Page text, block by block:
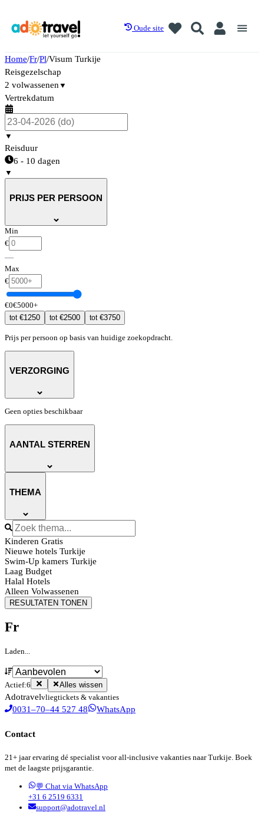
Oude site
Home/Fr/Pl/Visum Turkije
Reisgezelschap
2 volwassenen ▼
Vertrekdatum
▼
Reisduur
6 - 10 dagen
▼
PRIJS PER PERSOON
Min
€
—
Max
€
€0€5000+
tot€1250 tot€2500 tot€3750
Prijs per persoon op basis van huidige zoekopdracht.
VERZORGING
Geen opties beschikbaar
AANTAL STERREN
THEMA
Kinderen Gratis
Nieuwe hotels Turkije
Swim-Up kamers Turkije
Laag Budget
Halal Hotels
Alleen Volwassenen
RESULTATEN TONEN
Fr
Laden...
Actief:6 Alles wissen
Adotravelvliegtickets & vakanties
0031–70–44 527 48 WhatsApp
Contact
21+ jaar ervaring dé specialist voor all-inclusive vakanties naar Turkije. Boek
met de laagste prijsgarantie.
💬 Chat via WhatsApp
+31 6 2519 6331
support@adotravel.nl